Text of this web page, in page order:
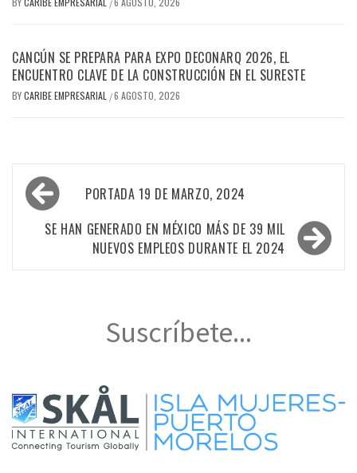
/
CANCÚN SE PREPARA PARA EXPO DECONARQ 2026, EL
ENCUENTRO CLAVE DE LA CONSTRUCCIÓN EN EL SURESTE
BYCARIBE EMPRESARIAL /6 AGOSTO, 2026
Navegación
de
entradas
PORTADA 19 DE MARZO, 2024
SE HAN GENERADO EN MÉXICO MÁS DE 39 MIL
NUEVOS EMPLEOS DURANTE EL 2024
Suscríbete...